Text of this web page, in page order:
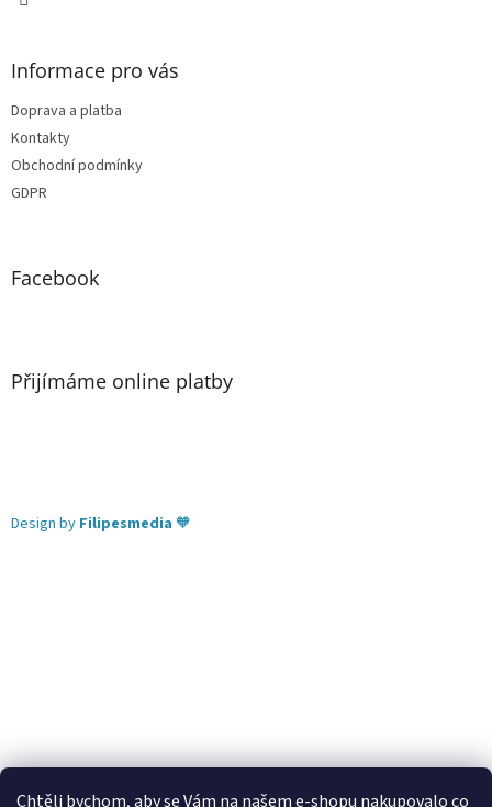
Chtěli bychom, aby se Vám na našem e-shopu nakupovalo co
Informace pro vás
Doprava a platba
Kontakty
Obchodní podmínky
GDPR
Facebook
Přijímáme online platby
Design by Filipesmedia 🧡